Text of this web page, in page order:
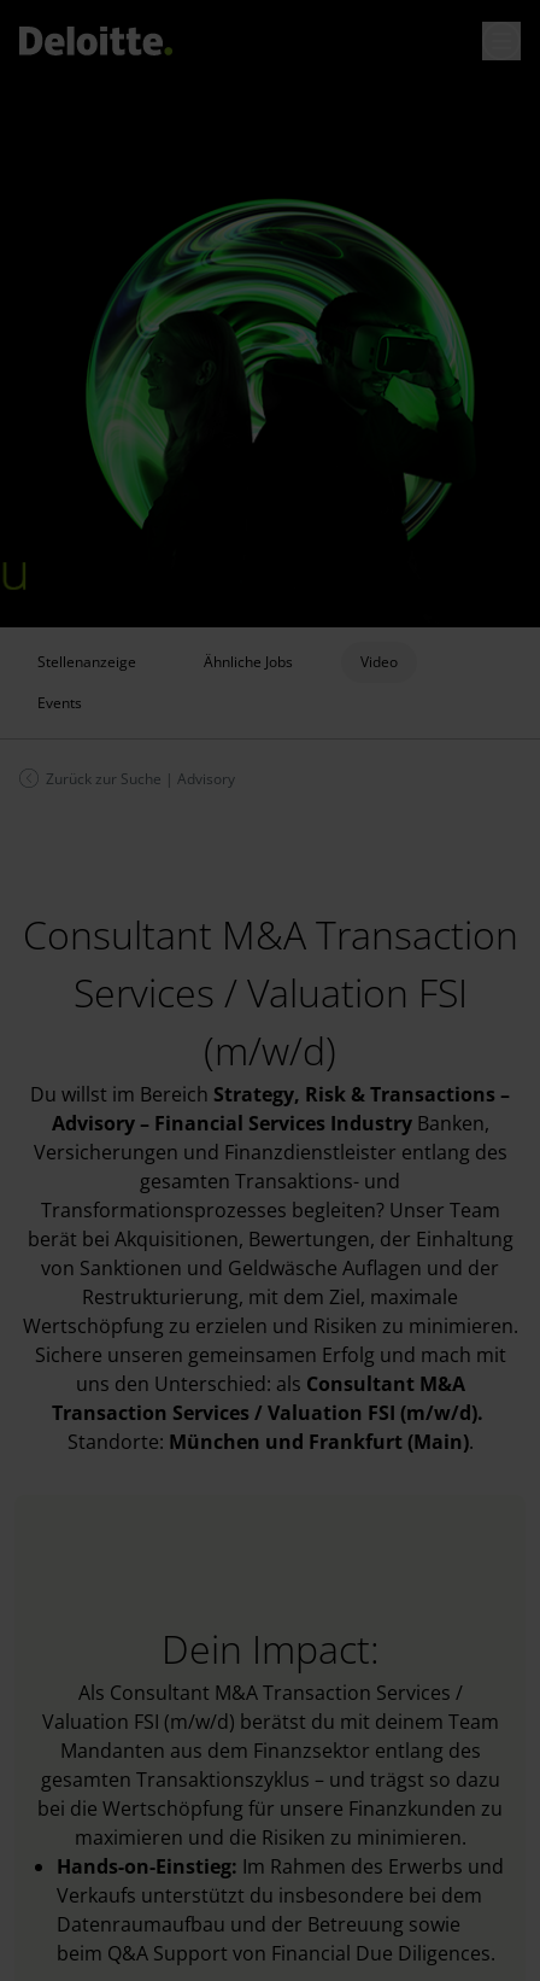
Stellenanzeige Ähnliche Jobs
Video
Events
Zurück zur Suche | Advisory
Consultant M&A Transaction
Services / Valuation FSI
(m/w/d)
Du willst im Bereich Strategy, Risk & Transactions –
Advisory – Financial Services IndustryBanken,
Versicherungen und Finanzdienstleister entlang des
gesamten Transaktions- und
Transformationsprozesses begleiten? Unser Team
berät bei Akquisitionen, Bewertungen, der Einhaltung
von Sanktionen und Geldwäsche Auflagen und der
Restrukturierung, mit dem Ziel, maximale
Wertschöpfung zu erzielen und Risiken zu minimieren.
Sichere unseren gemeinsamen Erfolg und mach mit
uns den Unterschied: als Consultant M&A
Transaction Services / Valuation FSI (m/w/d).
Standorte: München und Frankfurt (Main).
Dein Impact:
Als Consultant M&A Transaction Services /
Valuation FSI (m/w/d) berätst du mit deinem Team
Mandanten aus dem Finanzsektor entlang des
gesamten Transaktionszyklus – und trägst so dazu
bei die Wertschöpfung für unsere Finanzkunden zu
maximieren und die Risiken zu minimieren.
Hands-on-Einstieg: Im Rahmen des Erwerbs und
Verkaufs unterstützt du insbesondere bei dem
Datenraumaufbau und der Betreuung sowie
beim Q&A Support von Financial Due Diligences.